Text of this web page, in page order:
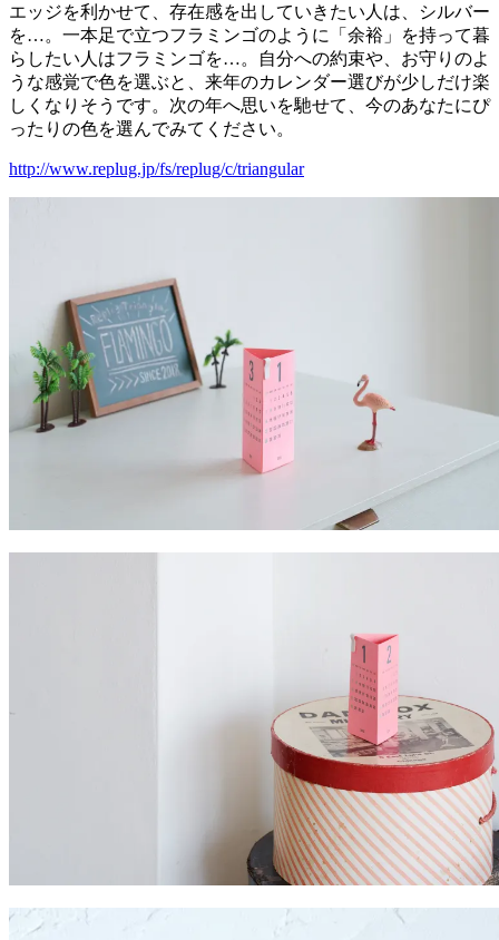
エッジを利かせて、存在感を出していきたい人は、シルバー
を…。一本足で立つフラミンゴのように「余裕」を持って暮
らしたい人はフラミンゴを…。自分への約束や、お守りのよ
うな感覚で色を選ぶと、来年のカレンダー選びが少しだけ楽
しくなりそうです。次の年へ思いを馳せて、今のあなたにぴ
ったりの色を選んでみてください。
http://www.replug.jp/fs/replug/c/triangular